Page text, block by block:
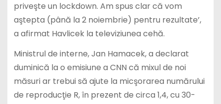
priveşte un lockdown. Am spus clar că vom
aştepta (până la 2 noiembrie) pentru rezultate’,
a afirmat Havlicek la televiziunea cehă.
Ministrul de interne, Jan Hamacek, a declarat
duminică la o emisiune a CNN că mixul de noi
măsuri ar trebui să ajute la micşorarea numărului
de reproducţie R, în prezent de circa 1,4, cu 30-